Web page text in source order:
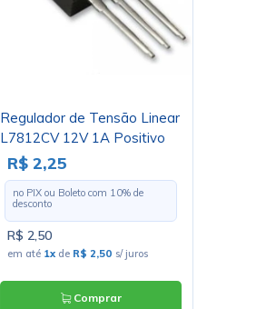
Regulador de Tensão Linear
L7812CV 12V 1A Positivo
TO220 - Cód. Loja 05
R$ 2,25
no PIX ou Boleto com 10% de
desconto
R$ 2,50
em até 1x de R$ 2,50 s/ juros
Comprar